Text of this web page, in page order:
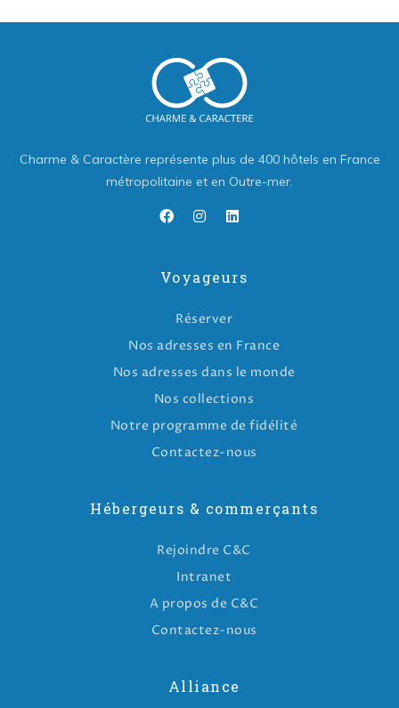
Charme & Caractère représente plus de 400 hôtels en France
métropolitaine et en Outre-mer.
Voyageurs
Réserver
Nos adresses en France
Nos adresses dans le monde
Nos collections
Notre programme de fidélité
Contactez-nous
Hébergeurs & commerçants
Rejoindre C&C
Intranet
A propos de C&C
Contactez-nous
Alliance